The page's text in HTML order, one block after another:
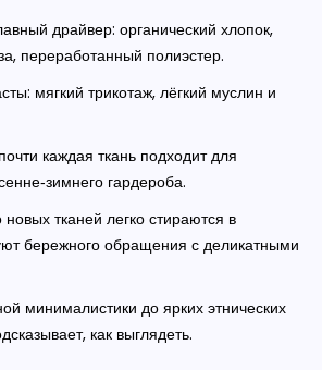
драйвер: органический хлопок,
переработанный полиэстер.
мягкий трикотаж, лёгкий муслин и
каждая ткань подходит для
гардероба.
тканей легко стираются в
бережного обращения с деликатными
минималистики до ярких этнических
как выглядеть.